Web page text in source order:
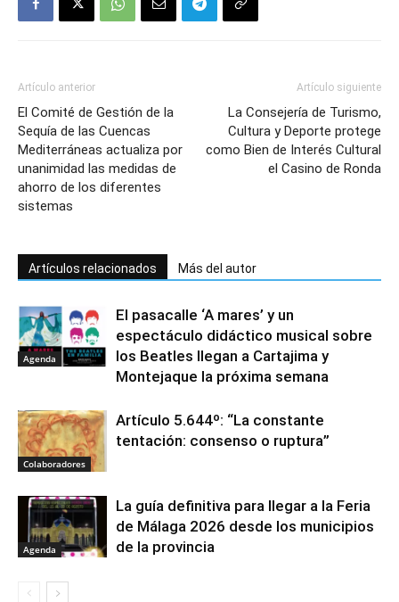
Artículo anterior
El Comité de Gestión de la
Sequía de las Cuencas
Mediterráneas actualiza por
unanimidad las medidas de
ahorro de los diferentes
sistemas
Artículo siguiente
La Consejería de Turismo,
Cultura y Deporte protege
como Bien de Interés Cultural
el Casino de Ronda
Artículos relacionados Más del autor
Agenda
El pasacalle ‘A mares’ y un
espectáculo didáctico musical sobre
los Beatles llegan a Cartajima y
Montejaque la próxima semana
Colaboradores
Artículo 5.644º: “La constante
tentación: consenso o ruptura”
Agenda
La guía definitiva para llegar a la Feria
de Málaga 2026 desde los municipios
de la provincia